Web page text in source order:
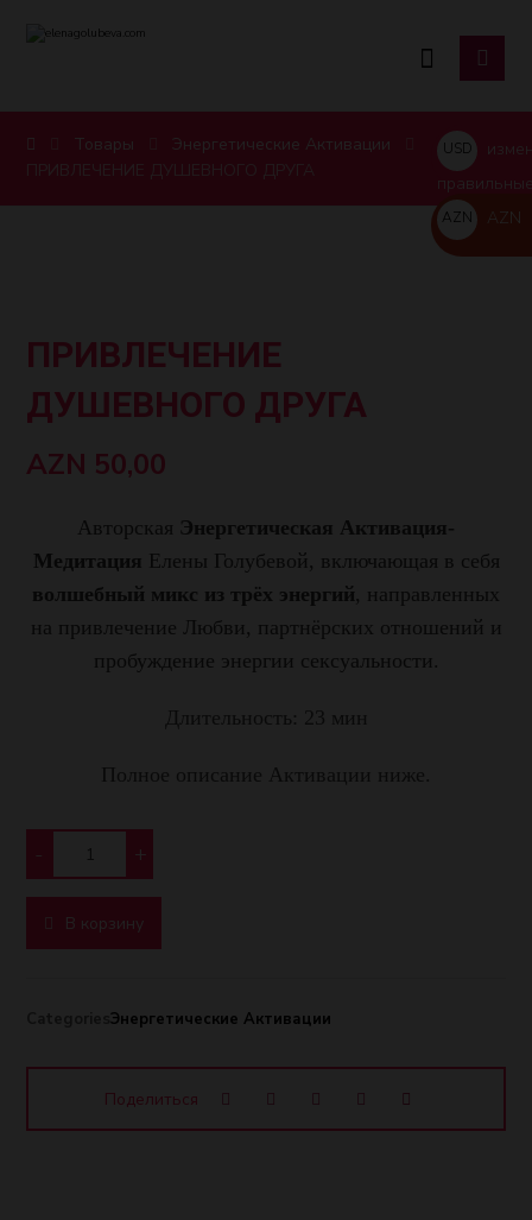
Товары
Энергетические Активации
ПРИВЛЕЧЕНИЕ
ДУШЕВНОГО ДРУГА
AZN 50,00
Авторская Энергетическая Активация-
Медитация Елены Голубевой, включающая в себя
волшебный микс из трёх энергий, направленных
на привлечение Любви, партнёрских отношений и
пробуждение энергии сексуальности.
Длительность: 23 мин
Полное описание Активации ниже.
- +
В корзину
CategoriesЭнергетические Активации
USD
$
AZN
AZN
AZN